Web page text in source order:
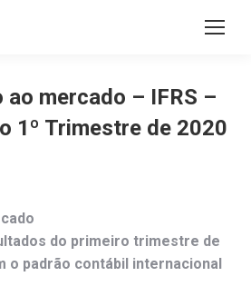
ao mercado – IFRS –
1º Trimestre de 2020
do primeiro trimestre de
o padrão contábil internacional